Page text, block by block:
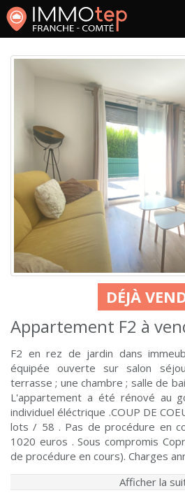
DÉJÀ
Appartement F2 à
F2 en rez de jardin dans
équipée ouverte sur salon
terrasse ; une chambre ; salle de
L'appartement a été rénové au
individuel éléctrique .COUP DE
lots / 58 . Pas de procédure en
1020 euros . Sous compromis
de procédure en cours). Charges
Afficher la